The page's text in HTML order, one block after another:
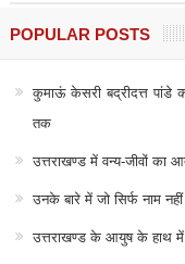
POPULAR POSTS
कुमाऊं केसरी बद्रीदत्त पांडे
तक
उत्तराखण्ड में वन्य-जीवों का
उनके बारे में जो सिर्फ नाम
उत्तराखण्ड के आयुष के हाथ में